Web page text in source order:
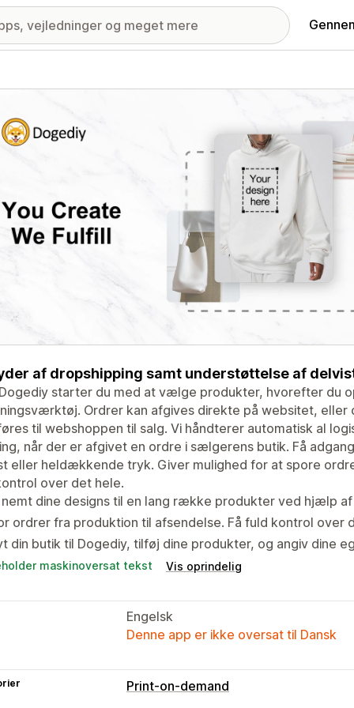
med udvalgte billeder
af dropshipping samt understøttelse af
starter du med at vælge produkter, hvorefter du
Ordrer kan afgives direkte på websitet, eller
til webshoppen til salg. Vi håndterer automatisk al
når der er afgivet en ordre i sælgerens butik. Få
eller heldækkende tryk. Giver mulighed for at spore
over det hele.
nemt dine designs til en lang række produkter ved hjælp
ordrer fra produktion til afsendelse. Få fuld kontrol over
din butik til Dogediy, tilføj dine produkter, og angiv dine
maskinoversat tekst Vis oprindelig
Engelsk
Denne app er ikke oversat til Dansk
Print-on-demand